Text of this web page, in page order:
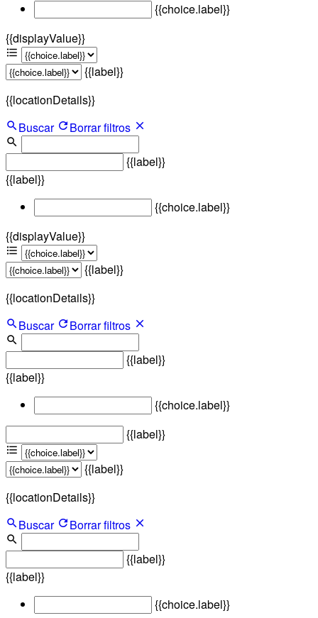
{{choice.label}}
{{displayValue}}
{{label}}
{{locationDetails}}
Buscar
Borrar filtros
{{label}}
{{label}}
{{choice.label}}
{{displayValue}}
{{label}}
{{locationDetails}}
Buscar
Borrar filtros
{{label}}
{{label}}
{{choice.label}}
{{label}}
{{label}}
{{locationDetails}}
Buscar
Borrar filtros
{{label}}
{{label}}
{{choice.label}}